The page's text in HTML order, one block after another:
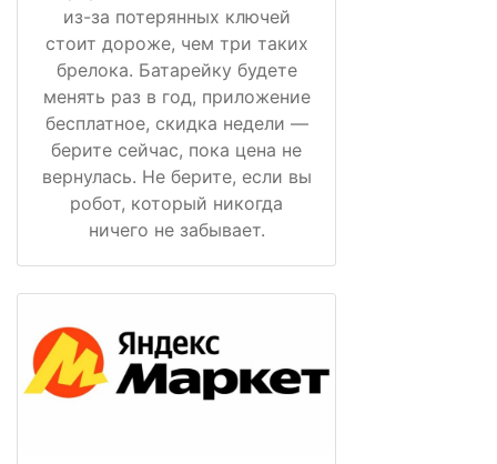
из-за потерянных ключей
стоит дороже, чем три таких
брелока. Батарейку будете
менять раз в год, приложение
бесплатное, скидка недели —
берите сейчас, пока цена не
вернулась. Не берите, если вы
робот, который никогда
ничего не забывает.